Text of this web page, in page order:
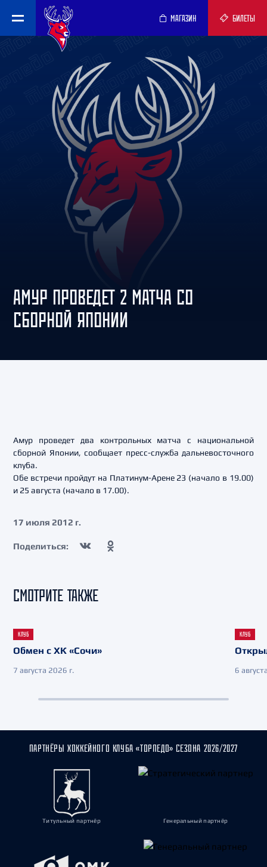
МАГАЗИН БИЛЕТЫ
АМУР ПРОВЕДЕТ 2 МАТЧА СО
СБОРНОЙ ЯПОНИИ
Амур проведет два контрольных матча с национальной
сборной Японии, сообщает пресс-служба дальневосточного
клуба.
Обе встречи пройдут на Платинум-Арене 23 (начало в 19.00)
и 25 августа (начало в 17.00).
17 июля 2012 г.
Поделиться:
СМОТРИТЕ ТАКЖЕ
КЛУБ
Обмен с ХК «Сочи»
7 августа 2026 г.
КЛУБ
6
ПАРТНЁРЫ ХОККЕЙНОГО КЛУБА «ТОРПЕДО» СЕЗОНА 2026/2027
Титульный партнёр Генеральный партнёр